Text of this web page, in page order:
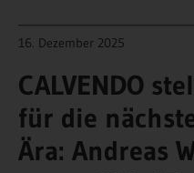
16. Dezember 2025
CALVENDO
für die
Ära: Andreas